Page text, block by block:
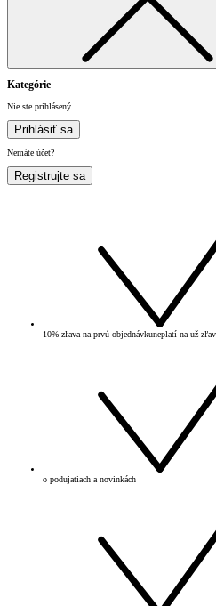
Kategórie
Nie ste prihlásený
Prihlásiť sa
Nemáte účet?
Registrujte sa
10% zľava na prvú objednávkuneplatí na už
o podujatiach a novinkách